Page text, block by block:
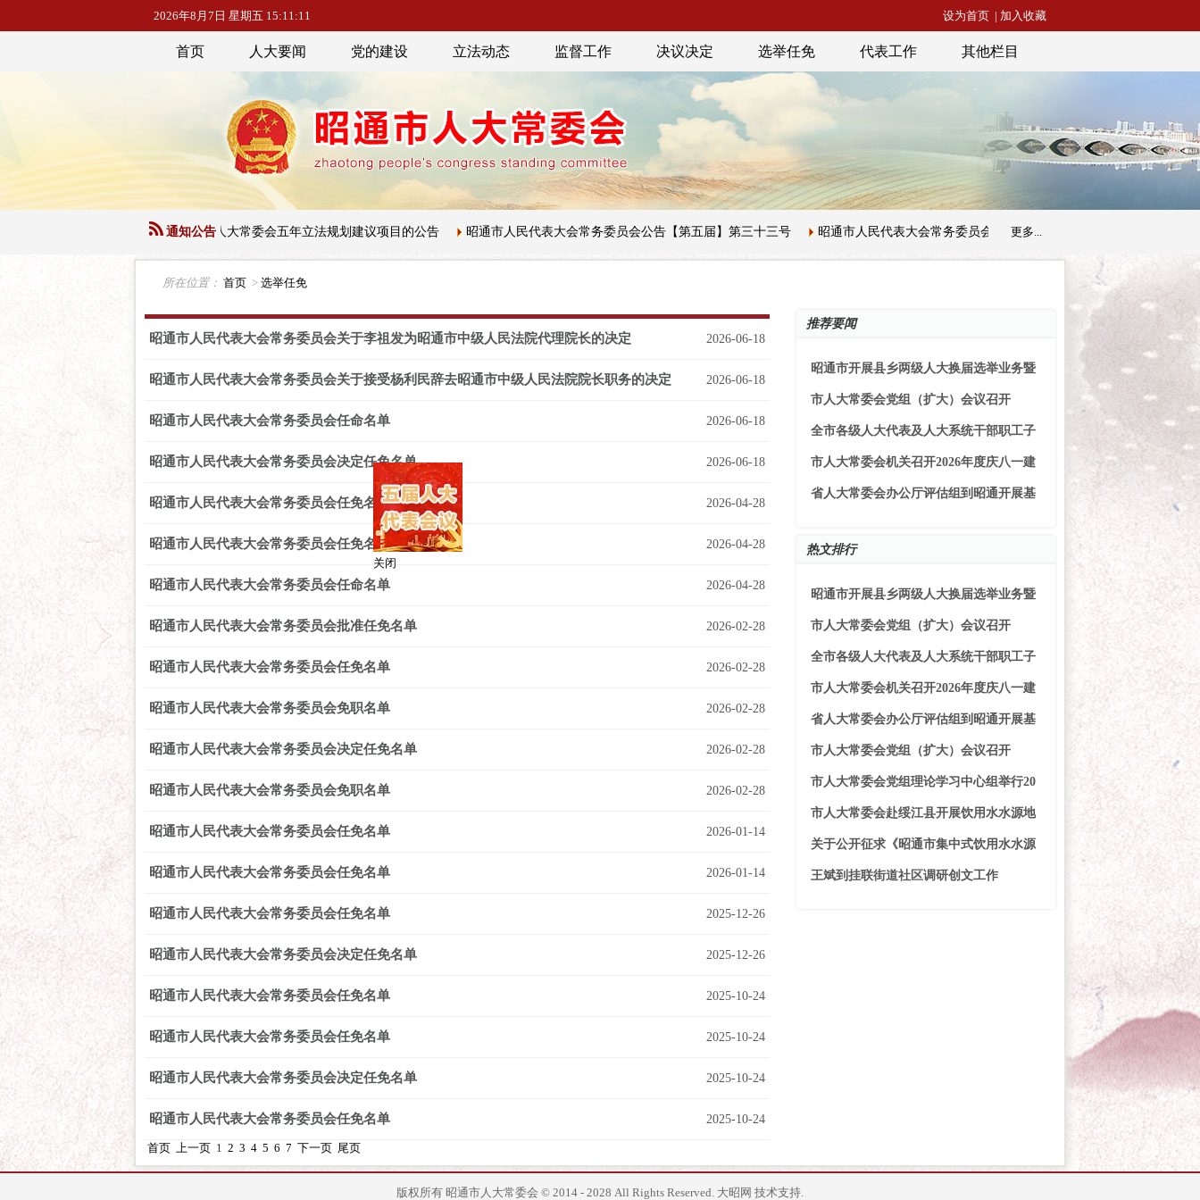
2026年8月7日 星期五 15:11:11 设为首页 | 加入收藏
首页 人大要闻 党的建设 立法动态 监督工作 决议决定 选举任免 代表工作 其他栏目
通知公告
关于征集下一届人大常委会五年立法规划建议项目的公告 昭通市人民代表大会常务委员会公告【第五届】第三十三号 昭通市人民代表大会常务委员会公告【第五届】第三十二号
更多...
所在位置： 首页 > 选举任免
昭通市人民代表大会常务委员会关于李祖发为昭通市中级人民法院代理院长的决定 2026-06-18
昭通市人民代表大会常务委员会关于接受杨利民辞去昭通市中级人民法院院长职务的决定 2026-06-18
昭通市人民代表大会常务委员会任命名单 2026-06-18
昭通市人民代表大会常务委员会决定任免名单 2026-06-18
昭通市人民代表大会常务委员会任免名单 2026-04-28
昭通市人民代表大会常务委员会任免名单 2026-04-28
昭通市人民代表大会常务委员会任命名单 2026-04-28
昭通市人民代表大会常务委员会批准任免名单 2026-02-28
昭通市人民代表大会常务委员会任免名单 2026-02-28
昭通市人民代表大会常务委员会免职名单 2026-02-28
昭通市人民代表大会常务委员会决定任免名单 2026-02-28
昭通市人民代表大会常务委员会免职名单 2026-02-28
昭通市人民代表大会常务委员会任免名单 2026-01-14
昭通市人民代表大会常务委员会任免名单 2026-01-14
昭通市人民代表大会常务委员会任免名单 2025-12-26
昭通市人民代表大会常务委员会决定任免名单 2025-12-26
昭通市人民代表大会常务委员会任免名单 2025-10-24
昭通市人民代表大会常务委员会任免名单 2025-10-24
昭通市人民代表大会常务委员会决定任免名单 2025-10-24
昭通市人民代表大会常务委员会任免名单 2025-10-24
首页 上一页 1 2 3 4 5 6 7 下一页 尾页
推荐要闻
昭通市开展县乡两级人大换届选举业务暨
市人大常委会党组（扩大）会议召开
全市各级人大代表及人大系统干部职工子
市人大常委会机关召开2026年度庆八一建
省人大常委会办公厅评估组到昭通开展基
热文排行
昭通市开展县乡两级人大换届选举业务暨
市人大常委会党组（扩大）会议召开
全市各级人大代表及人大系统干部职工子
市人大常委会机关召开2026年度庆八一建
省人大常委会办公厅评估组到昭通开展基
市人大常委会党组（扩大）会议召开
市人大常委会党组理论学习中心组举行20
市人大常委会赴绥江县开展饮用水水源地
关于公开征求《昭通市集中式饮用水水源
王斌到挂联街道社区调研创文工作
版权所有 昭通市人大常委会 © 2014 - 2028 All Rights Reserved. 大昭网 技术支持.